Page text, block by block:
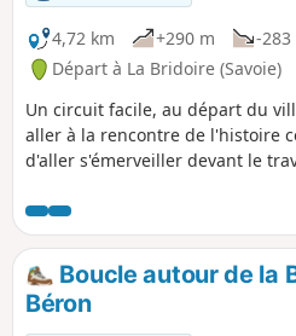
4,72 km
+290 m -283
Départ à La Bridoire (Savoie)
Un circuit facile, au départ du
aller à la rencontre de l'histoire
d'aller s'émerveiller devant le
qui est, maintenant, la Combe
panneaux de lecture, au long
sous la forme d'un jeu pour les
Boucle autour de la
Béron